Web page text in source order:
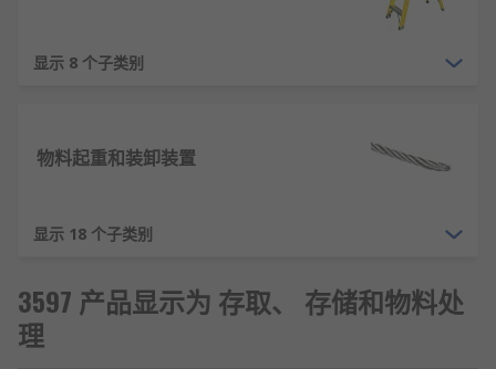
显示 8 个子类别
物料起重和装卸装置
显示 18 个子类别
3597 产品显示为 存取、 存储和物料处
理